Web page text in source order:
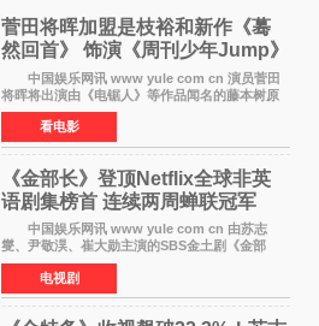
菅田将晖加盟是枝裕和新作《蓦
然回首》 饰演《周刊少年Jump》
编辑
中国娱乐网讯 www yule com cn 演员菅田
将晖将出演由《电锯人》等作品闻名的藤本树原
作漫画改编的电影《蓦然回首》（是枝裕和导
演）。菅田饰演的角色是初中时代两位主人公带
着完成的作品前去
看电影
《金部长》登顶Netflix全球非英
语剧集榜首 连续两周蝉联冠军
中国娱乐网讯 www yule com cn 由苏志
燮、尹敬淏、崔大勋主演的SBS金土剧《金部
长》持续席卷全球，收获海内外观众热烈反
响。 15日，据Netflix官方排行榜网站Tudum
公布的数据，SBS金土剧《
电视剧